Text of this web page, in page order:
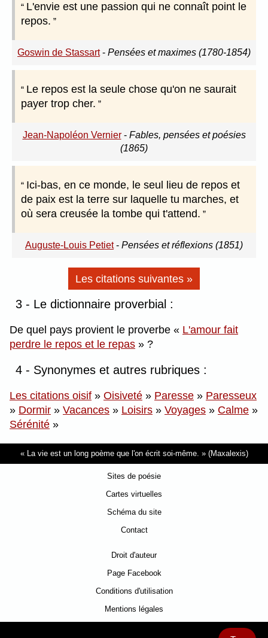
L'envie est une passion qui ne connaît point le
repos.
Goswin de Stassart- Pensées et maximes (1780-1854)
Le repos est la seule chose qu'on ne saurait
payer trop cher.
Jean-Napoléon Vernier- Fables, pensées et poésies
(1865)
Ici-bas, en ce monde, le seul lieu de repos et
de paix est la terre sur laquelle tu marches, et
où sera creusée la tombe qui t'attend.
Auguste-Louis Petiet- Pensées et réflexions (1851)
Les citations suivantes »
3 - Le dictionnaire proverbial :
De quel pays provient le proverbe
L'amour fait
perdre le repos et le repas
?
4 - Synonymes et autres rubriques :
Les citations oisif » Oisiveté » Paresse » Paresseux
» Dormir » Vacances » Loisirs » Voyages » Calme »
Sérénité »
La vie est un long poème que l'on écrit soi-même. (Maxalexis)
Sites de poésie
Cartes virtuelles
Schéma du site
Contact
Droit d'auteur
Page Facebook
Conditions d'utilisation
Mentions légales